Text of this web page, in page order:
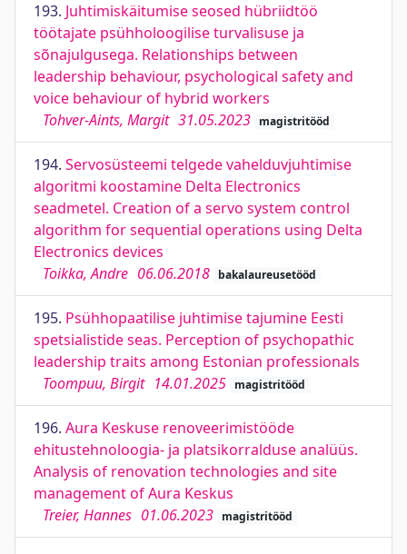
193. Juhtimiskäitumise seosed hübriidtöö
töötajate psühholoogilise turvalisuse ja
sõnajulgusega. Relationships between
leadership behaviour, psychological safety and
voice behaviour of hybrid workers
Tohver-Aints, Margit 31.05.2023 magistritööd
194. Servosüsteemi telgede vahelduvjuhtimise
algoritmi koostamine Delta Electronics
seadmetel. Creation of a servo system control
algorithm for sequential operations using Delta
Electronics devices
Toikka, Andre 06.06.2018 bakalaureusetööd
195. Psühhopaatilise juhtimise tajumine Eesti
spetsialistide seas. Perception of psychopathic
leadership traits among Estonian professionals
Toompuu, Birgit 14.01.2025 magistritööd
196. Aura Keskuse renoveerimistööde
ehitustehnoloogia- ja platsikorralduse analüüs.
Analysis of renovation technologies and site
management of Aura Keskus
Treier, Hannes 01.06.2023 magistritööd